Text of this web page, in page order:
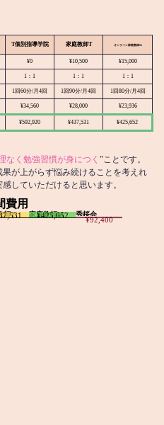
T個別指導学院 家庭教師T オンライン家庭教師M
¥0 ¥10,500 ¥15,000
1：1 1：1 1：1
1回60分/月4回 1回90分/月4回 1回80分/月4回
¥34,560 ¥28,000 ¥23,936
¥592,920 ¥437,531 ¥425,652
なく勉強習慣が身につく ”ことです。
が上がらず悩み続けることを考えれ
していただけると思います。
費用
師T 家庭教師M
¥425,652 秀桜会
¥92,400